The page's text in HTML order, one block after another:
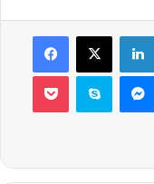
Facebook
X
Pocket Skype